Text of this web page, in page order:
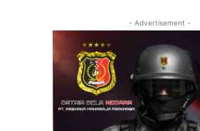
- Advertisement -